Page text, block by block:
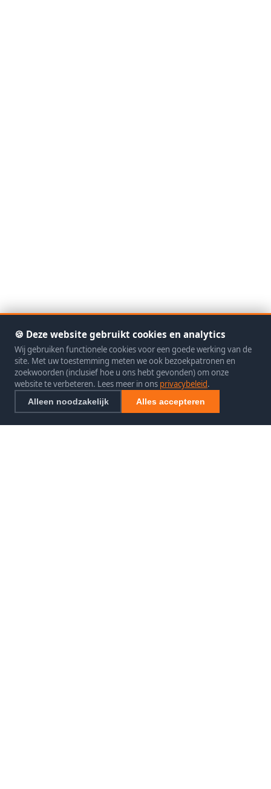
🍪 Deze website gebruikt cookies en analytics
Wij gebruiken functionele cookies voor een goede werking van de
site. Met uw toestemming meten we ook bezoekpatronen en
zoekwoorden (inclusief hoe u ons hebt gevonden) om onze
website te verbeteren. Lees meer in ons privacybeleid.
Alleen noodzakelijk Alles accepteren